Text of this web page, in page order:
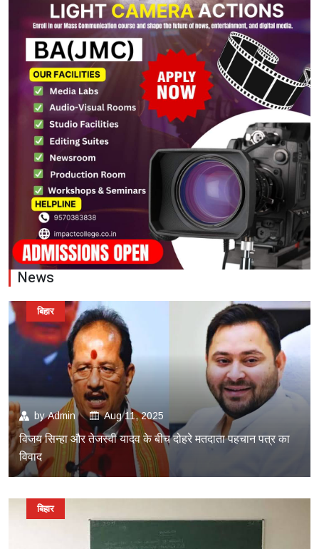
News
byAdmin Aug 11, 2025
विजय सिन्हा और तेजस्वी यादव के बीच दोहरे मतदाता पहचान पत्र का
विवाद
बिहार
बिहार